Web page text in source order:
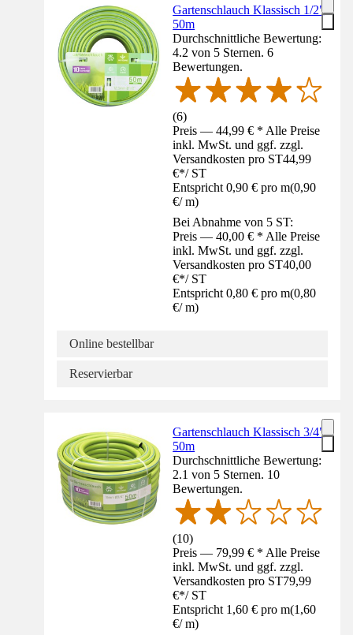
Gartenschlauch Klassisch 1/2"
50m
Durchschnittliche Bewertung:
4.2 von 5 Sternen. 6
Bewertungen.
(6)
Preis — 44,99 € * Alle Preise
inkl. MwSt. und ggf. zzgl.
Versandkosten pro ST44,99
€*/ ST
Entspricht 0,90 € pro m(0,90
€/ m)
Bei Abnahme von 5 ST:
Preis — 40,00 € * Alle Preise
inkl. MwSt. und ggf. zzgl.
Versandkosten pro ST40,00
€*/ ST
Entspricht 0,80 € pro m(0,80
€/ m)
Online bestellbar
Reservierbar
Gartenschlauch Klassisch 3/4"
50m
Durchschnittliche Bewertung:
2.1 von 5 Sternen. 10
Bewertungen.
(10)
Preis — 79,99 € * Alle Preise
inkl. MwSt. und ggf. zzgl.
Versandkosten pro ST79,99
€*/ ST
Entspricht 1,60 € pro m(1,60
€/ m)